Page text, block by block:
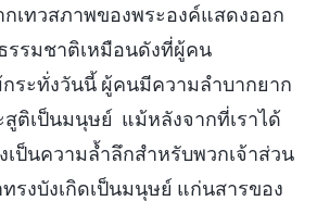
เทวสภาพของพระองค์แสดงออก
รรมชาติเหมือนดังที่ผู้คน
ระทั่งวันนี้ ผู้คนมีความลำบากยาก
ติเป็นมนุษย์ แม้หลังจากที่เราได้
ป็นความล้ำลึกสำหรับพวกเจ้าส่วน
รงบังเกิดเป็นมนุษย์ แก่นสารของ